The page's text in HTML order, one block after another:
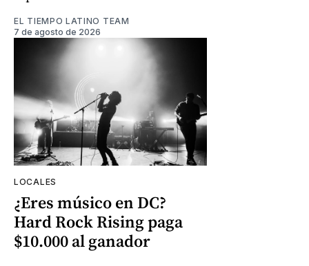
EL TIEMPO LATINO TEAM
7 de agosto de 2026
LOCALES
¿Eres músico en DC?
Hard Rock Rising paga
$10.000 al ganador